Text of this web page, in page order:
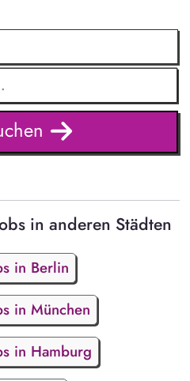
in anderen Städten
in Berlin
in München
in Hamburg